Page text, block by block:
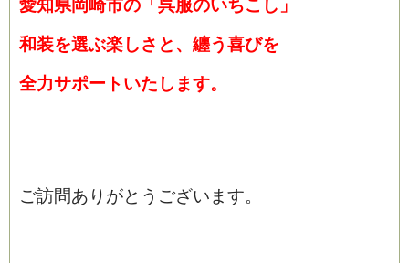
愛知県岡崎市の「呉服のいちこし」
和装を選ぶ楽しさと、纏う喜びを
全力サポートいたします。
ご訪問ありがとうございます。